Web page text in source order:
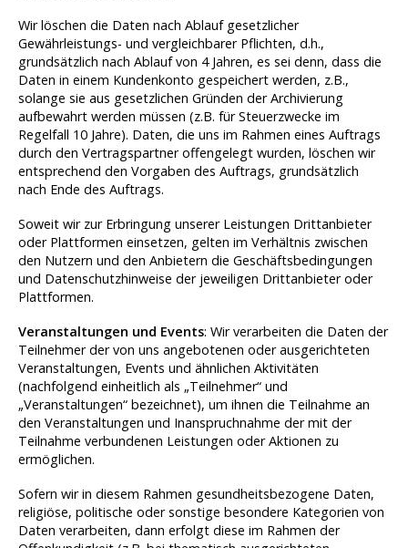
Wir löschen die Daten nach Ablauf gesetzlicher
Gewährleistungs- und vergleichbarer Pflichten, d.h.,
grundsätzlich nach Ablauf von 4 Jahren, es sei denn, dass die
Daten in einem Kundenkonto gespeichert werden, z.B.,
solange sie aus gesetzlichen Gründen der Archivierung
aufbewahrt werden müssen (z.B. für Steuerzwecke im
Regelfall 10 Jahre). Daten, die uns im Rahmen eines Auftrags
durch den Vertragspartner offengelegt wurden, löschen wir
entsprechend den Vorgaben des Auftrags, grundsätzlich
nach Ende des Auftrags.
Soweit wir zur Erbringung unserer Leistungen Drittanbieter
oder Plattformen einsetzen, gelten im Verhältnis zwischen
den Nutzern und den Anbietern die Geschäftsbedingungen
und Datenschutzhinweise der jeweiligen Drittanbieter oder
Plattformen.
Veranstaltungen und Events: Wir verarbeiten die Daten der
Teilnehmer der von uns angebotenen oder ausgerichteten
Veranstaltungen, Events und ähnlichen Aktivitäten
(nachfolgend einheitlich als „Teilnehmer“ und
„Veranstaltungen“ bezeichnet), um ihnen die Teilnahme an
den Veranstaltungen und Inanspruchnahme der mit der
Teilnahme verbundenen Leistungen oder Aktionen zu
ermöglichen.
Sofern wir in diesem Rahmen gesundheitsbezogene Daten,
religiöse, politische oder sonstige besondere Kategorien von
Daten verarbeiten, dann erfolgt diese im Rahmen der